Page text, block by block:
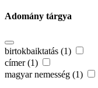
Adomány tárgya
birtokbaiktatás (1)
címer (1)
magyar nemesség (1)